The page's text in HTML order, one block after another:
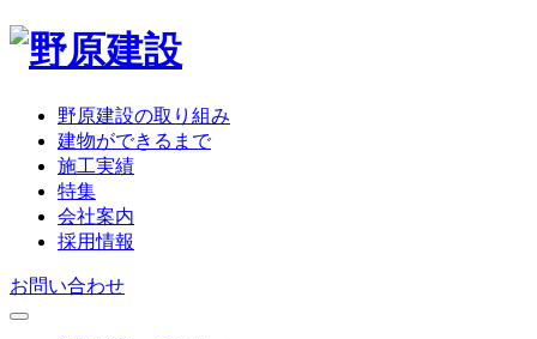
野原建設の取り組み
建物ができるまで
施工実績
特集
会社案内
採用情報
お問い合わせ